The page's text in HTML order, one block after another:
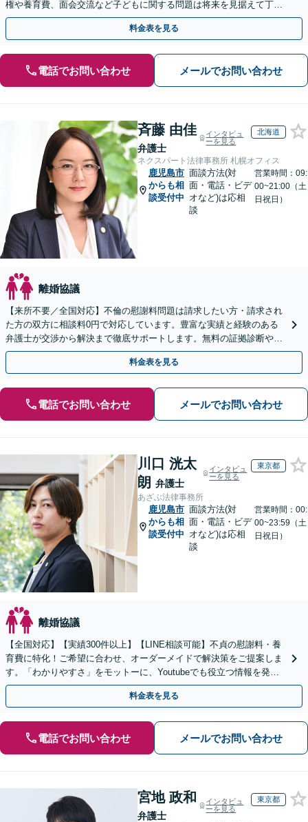
権や養育費、面会交流など子どもに関する問題は将来を見据えて丁寧
に対応「安心の費用体系／経済状況に応じて柔軟に対応」
料金表を見る
電話でお問い合わせ メールでお問い合わせ
斉藤 由佳
弁護士
インタビュ
ーを見る
北海道
ネクスパート法律事務所 札幌オフィス
鹿児島市
からも相
談受付中
面談方法(対
面・電話・ビデ
オなど)は応相
談
営業時間：09:
00~21:00（土
日祝日）
離婚協議
【来所不要／全国対応】不倫の慰謝料問題は請求したい方・請求され
た方の双方に相談料0円で対応しています。豊富な実績と経験のある
弁護士が交渉から解決まで徹底サポートします。無料の証拠診断や着
手金の返還保証もありますので安心してご相談ください。
料金表を見る
電話でお問い合わせ メールでお問い合わせ
川口 洸太
朗 弁護士
インタビュ
ーを見る
東京都
あざぶ法律事務所
鹿児島市
からも相
談受付中
面談方法(対
面・電話・ビデ
オなど)は応相
談
営業時間：00:
00~23:59（土
日祝日）
離婚協議
【全国対応】【実績300件以上】【LINE相談可能】不貞の慰謝料・養
育費に特化！ご希望に合わせ、オーダーメイドで解決策をご提案しま
す。「わかりやすさ」をモットーに、Youtubeでも役立つ情報を発信
中【初回相談無料】【土日対応可】
料金表を見る
電話でお問い合わせ メールでお問い合わせ
宮地 政和
弁護士
インタビュ
ーを見る
東京都